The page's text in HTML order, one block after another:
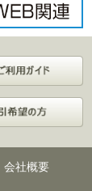
会社概要